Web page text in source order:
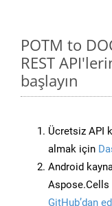
POTM to
REST
başlayın
Ücretsiz API
almak için
Android
Aspose.Cells
GitHub’dan